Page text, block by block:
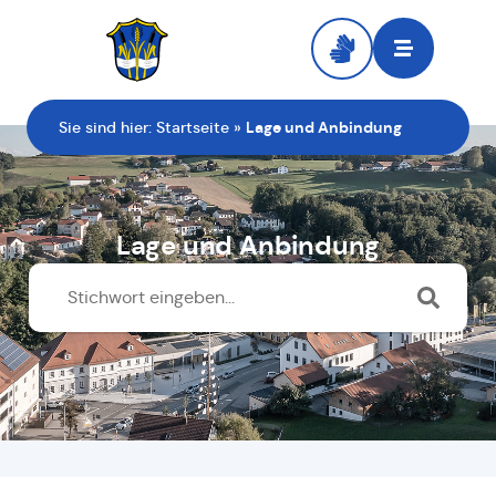
Zur Startseite
Sie sind hier: Startseite » Lage und Anbindung
Lage und Anbindung